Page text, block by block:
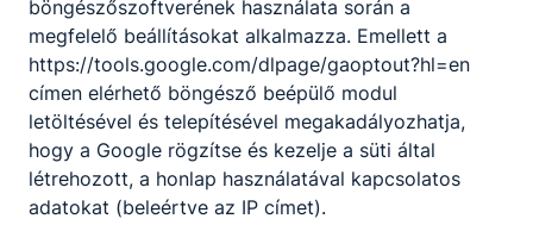
mérő- és beállító rendszereket alkalmaz;
a gyártott gépjárművek villamos hálózatát
és a hálózati kommunikációs rendszereit
ismeri, diagnosztizálja és gyártói
utasítások alapján javítja, kezeli a
járműveket és azok rendszereit;
ismeri a gépjárművek gépészeti
rendszereit és azok működését.
böngészőszoftverének használata során a
megfelelő beállításokat alkalmazza. Emellett a
https://tools.google.com/dlpage/gaoptout?hl=en
címen elérhető böngésző beépülő modul
letöltésével és telepítésével megakadályozhatja,
hogy a Google rögzítse és kezelje a süti által
létrehozott, a honlap használatával kapcsolatos
adatokat (beleértve az IP címet).